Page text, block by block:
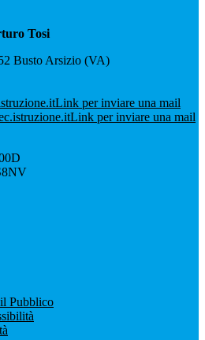
Tosi
Busto Arsizio (VA)
Link per inviare una mail
Link per inviare una mail
Pubblico